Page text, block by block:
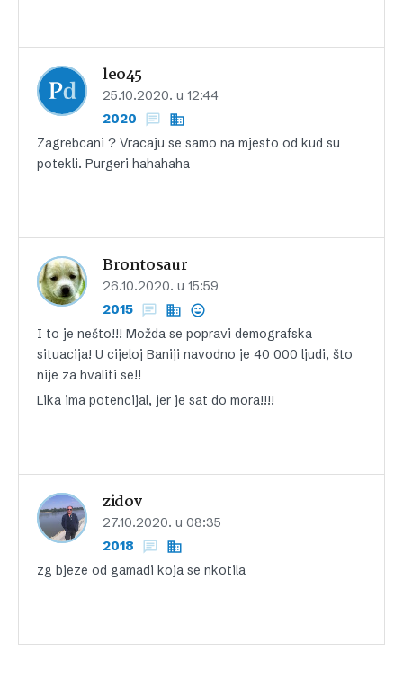
leo45
25.10.2020. u 12:44
2020
Zagrebcani ? Vracaju se samo na mjesto od kud su
potekli. Purgeri hahahaha
Brontosaur
26.10.2020. u 15:59
2015
I to je nešto!!! Možda se popravi demografska
situacija! U cijeloj Baniji navodno je 40 000 ljudi, što
nije za hvaliti se!!
Lika ima potencijal, jer je sat do mora!!!!
zidov
27.10.2020. u 08:35
2018
zg bjeze od gamadi koja se nkotila